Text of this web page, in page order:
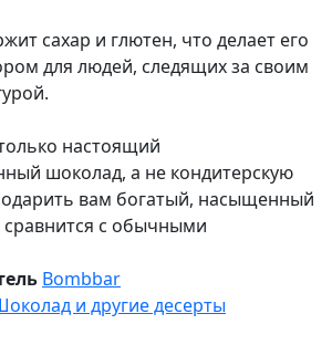
сахар и глютен, что делает его
для людей, следящих за своим
настоящий
шоколад, а не кондитерскую
вам богатый, насыщенный
сравнится с обычными
Bombbar
и другие десерты